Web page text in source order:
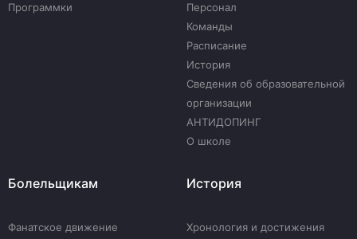
Программки
Персонал
Команды
Расписание
История
Сведения об образовательной
организации
АНТИДОПИНГ
О школе
Болельщикам
Фанатское движение
История
Хронология и достижения